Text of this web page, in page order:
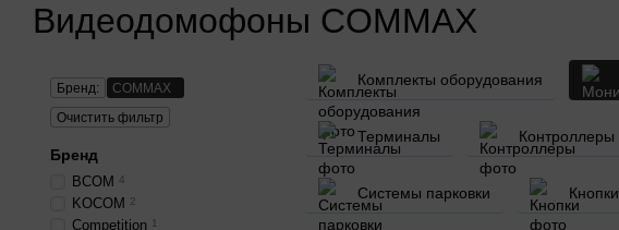
Видеодомофоны COMMAX
Комплекты оборудования
Терминалы Контроллеры
Системы парковки Кнопки
Бренд:
COMMAX
Очистить фильтр
Бренд
BCOM 4
KOCOM 2
Competition 1